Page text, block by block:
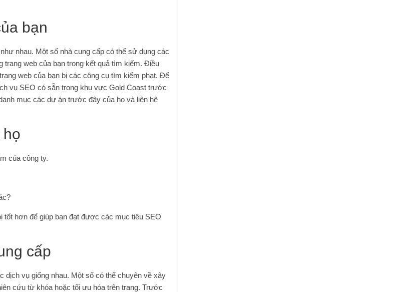
bạn
nhau. Một số nhà cung cấp có thể sử dụng các
web của bạn trong kết quả tìm kiếm. Điều
web của bạn bị các công cụ tìm kiếm phạt. Để
vụ SEO có sẵn trong khu vực Gold Coast trước
mục các dự án trước đây của họ và liên hệ
của công ty.
tốt hơn để giúp bạn đạt được các mục tiêu SEO
cấp
dịch vụ giống nhau. Một số có thể chuyên về xây
cứu từ khóa hoặc tối ưu hóa trên trang. Trước